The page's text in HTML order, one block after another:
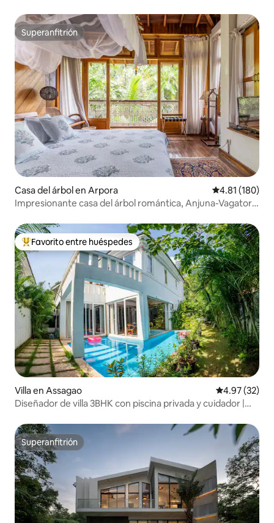
Superanfitrión
Superanfitrión
Casa del árbol en Arpora Calificación
4.81 (180)
Impresionante casa del árbol romántica, Anjuna-Vagator,
De los mejores en Favorito entre huéspedes
Favorito entre huéspedes
Villa en Assagao Calificación
4.97 (32)
Diseñador de villa 3BHK con piscina privada y cuidador |
Superanfitrión
Superanfitrión